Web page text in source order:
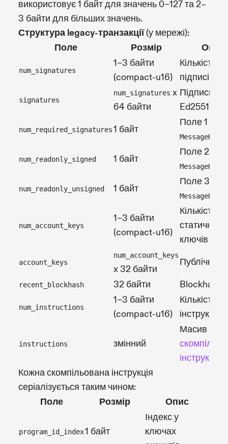
використовує 1 байт для значень 0–127 та 2–
3 байти для більших значень.
Структура legacy-транзакції(у мережі):
Поле
Розмір Опис
num_signatures
1–3 байти
(compact-u16)
Кількість
підписів
signatures
num_signatures x
64 байти
Підписи
Ed25519
num_required_signatures1 байт
Поле 1
num_readonly_signed 1 байт
Поле 2
num_readonly_unsigned 1 байт
Поле 3
num_account_keys
1–3 байти
(compact-u16)
Кількість
статичних
ключів
account_keys
num_account_keys
x 32 байти
Публічні
recent_blockhash 32 байти Blockhash
num_instructions
1–3 байти
(compact-u16)
Кількість
інструкцій
instructions змінний
Масив
інструкцій
Кожна скомпільована інструкція
серіалізується таким чином:
Поле
Розмір Опис
program_id_index1 байт
Індекс у
ключах